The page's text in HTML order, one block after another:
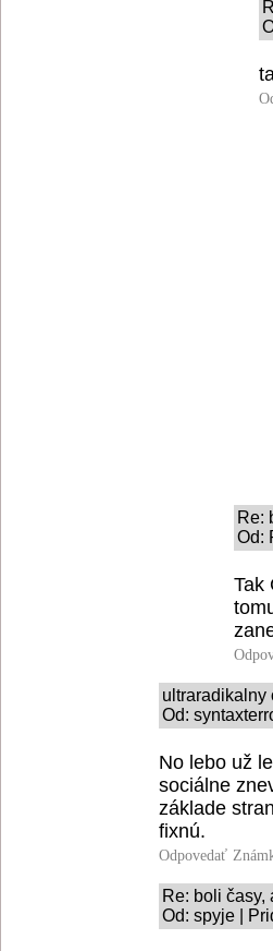
Re:
Od:
Tak
ultraradikalny
Od:
No lebo už
sociálne
základe
fixnú.
Odpovedať
Re: boli časy,
Od: spyje |